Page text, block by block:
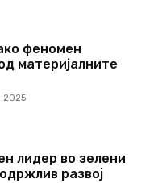
феномен
материјалните
2025
лидер во зелени
развој